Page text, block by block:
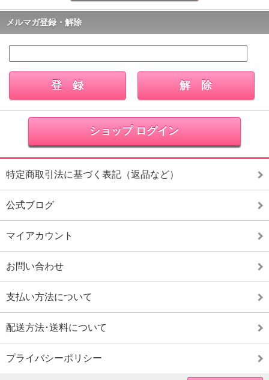
メルマガ登録・解除
ショップ ログイン
特定商取引法に基づく表記（返品など）
公式ブログ
マイアカウント
お問い合わせ
支払い方法について
配送方法･送料について
プライバシーポリシー